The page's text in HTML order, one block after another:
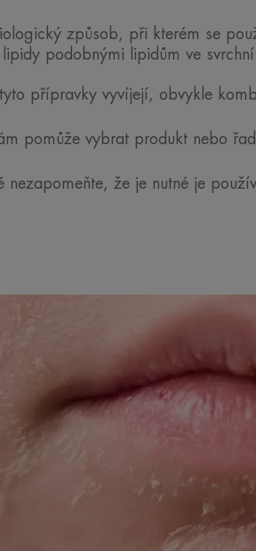
způsob, při kterém se
podobnými lipidům ve
přípravky vyvíjejí, obvykle
pomůže vybrat produkt nebo
nezapomeňte, že je nutné je